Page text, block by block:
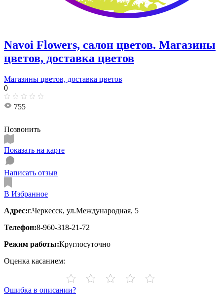
Navoi Flowers, салон цветов. Магазины
цветов, доставка цветов
Магазины цветов, доставка цветов
0
755
Позвонить
Показать на карте
Написать отзыв
В Избранное
Адрес:г.Черкесск, ул.Международная, 5
Телефон:8-960-318-21-72
Режим работы:Круглосуточно
Оценка касанием:
Ошибка в описании?